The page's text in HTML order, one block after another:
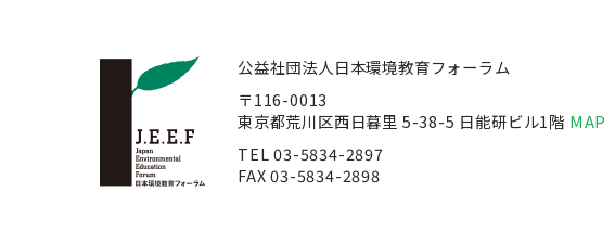
公益社団法人日本環境教育フォーラム
〒116-0013
東京都荒川区西日暮里 5-38-5 日能研ビル1階 MAP
TEL 03-5834-2897
FAX 03-5834-2898